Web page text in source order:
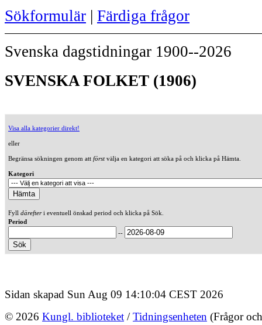
Sökformulär | Färdiga frågor
Svenska dagstidningar 1900--2026
SVENSKA FOLKET (1906)
Visa alla kategorier direkt!
eller
Begränsa sökningen genom att förstvälja en kategori att söka på och klicka på Hämta.
Kategori
Fyll därefteri eventuell önskad period och klicka på Sök.
Period
--
Sidan skapad Sun Aug 09 14:10:04 CEST 2026
© 2026 Kungl. biblioteket /Tidningsenheten (Frågor